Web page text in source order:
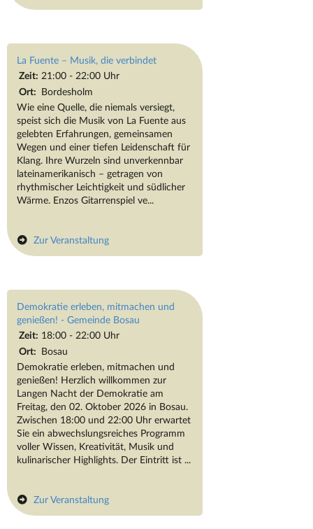
La Fuente – Musik, die verbindet
Zeit: 21:00 - 22:00 Uhr
Ort: Bordesholm
Wie eine Quelle, die niemals versiegt,
speist sich die Musik von La Fuente aus
gelebten Erfahrungen, gemeinsamen
Wegen und einer tiefen Leidenschaft für
Klang. Ihre Wurzeln sind unverkennbar
lateinamerikanisch – getragen von
rhythmischer Leichtigkeit und südlicher
Wärme. Enzos Gitarrenspiel ve...
Zur Veranstaltung
Demokratie erleben, mitmachen und
genießen! - Gemeinde Bosau
Zeit: 18:00 - 22:00 Uhr
Ort: Bosau
Demokratie erleben, mitmachen und
genießen! Herzlich willkommen zur
Langen Nacht der Demokratie am
Freitag, den 02. Oktober 2026 in Bosau.
Zwischen 18:00 und 22:00 Uhr erwartet
Sie ein abwechslungsreiches Programm
voller Wissen, Kreativität, Musik und
kulinarischer Highlights. Der Eintritt ist ...
Zur Veranstaltung